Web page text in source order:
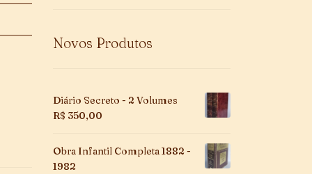
Novos Produtos
Diário Secreto - 2 Volumes
R$ 350,00
Obra Infantil Completa 1882 -
1982